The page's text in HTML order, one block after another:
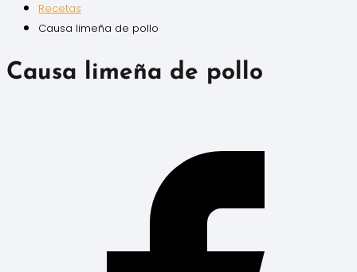
Recetas
Causa limeña de pollo
Causa limeña de pollo